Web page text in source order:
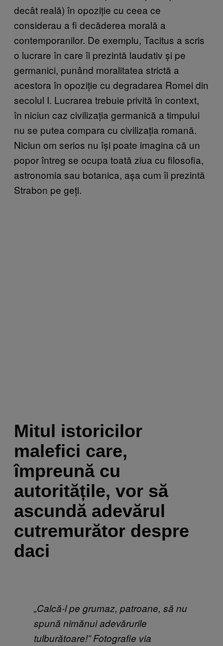
decât reală) în opoziție cu ceea ce
considerau a fi decăderea morală a
contemporanilor. De exemplu, Tacitus a scris
o lucrare în care îi prezintă laudativ și pe
germanici, punând moralitatea strictă a
acestora în opoziție cu degradarea Romei din
secolul I. Lucrarea trebuie privită în context,
în niciun caz civilizația germanică a timpului
nu se putea compara cu civilizația romană.
Niciun om serios nu își poate imagina că un
popor întreg se ocupa toată ziua cu filosofia,
astronomia sau botanica, așa cum îi prezintă
Strabon pe geți.
Mitul istoricilor
malefici care,
împreună cu
autoritățile, vor să
ascundă adevărul
cutremurător despre
daci
„Calcă-l pe grumaz, patroane, să nu
spună nimănui adevărurile
tulburătoare!” Fotografie via